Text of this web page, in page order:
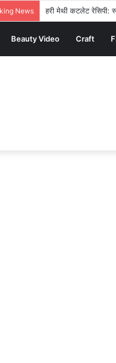
News हरी मेथी कटलेट रेसिपी:
Beauty Video Craft